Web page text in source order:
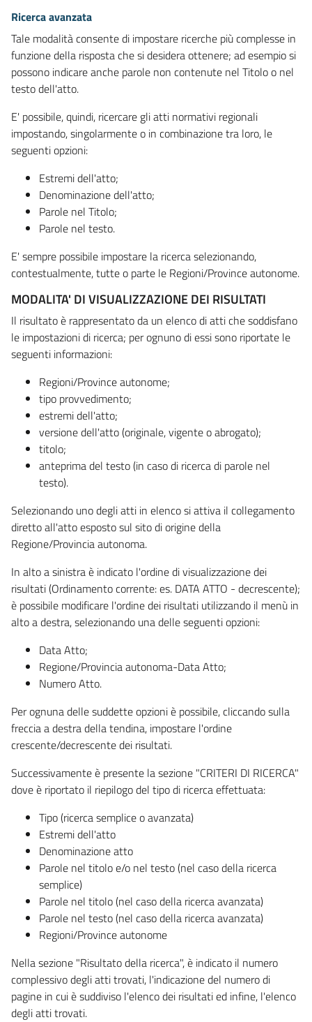
Ricerca avanzata
Tale modalità consente di impostare ricerche più complesse in
funzione della risposta che si desidera ottenere; ad esempio si
possono indicare anche parole non contenute nel Titolo o nel
testo dell'atto.
E' possibile, quindi, ricercare gli atti normativi regionali
impostando, singolarmente o in combinazione tra loro, le
seguenti opzioni:
Estremi dell'atto;
Denominazione dell'atto;
Parole nel Titolo;
Parole nel testo.
E' sempre possibile impostare la ricerca selezionando,
contestualmente, tutte o parte le Regioni/Province autonome.
MODALITA' DI VISUALIZZAZIONE DEI RISULTATI
Il risultato è rappresentato da un elenco di atti che soddisfano
le impostazioni di ricerca; per ognuno di essi sono riportate le
seguenti informazioni:
Regioni/Province autonome;
tipo provvedimento;
estremi dell'atto;
versione dell'atto (originale, vigente o abrogato);
titolo;
anteprima del testo (in caso di ricerca di parole nel
testo).
Selezionando uno degli atti in elenco si attiva il collegamento
diretto all'atto esposto sul sito di origine della
Regione/Provincia autonoma.
In alto a sinistra è indicato l'ordine di visualizzazione dei
risultati (Ordinamento corrente: es. DATA ATTO - decrescente);
è possibile modificare l'ordine dei risultati utilizzando il menù in
alto a destra, selezionando una delle seguenti opzioni:
Data Atto;
Regione/Provincia autonoma-Data Atto;
Numero Atto.
Per ognuna delle suddette opzioni è possibile, cliccando sulla
freccia a destra della tendina, impostare l'ordine
crescente/decrescente dei risultati.
Successivamente è presente la sezione "CRITERI DI RICERCA"
dove è riportato il riepilogo del tipo di ricerca effettuata:
Tipo (ricerca semplice o avanzata)
Estremi dell'atto
Denominazione atto
Parole nel titolo e/o nel testo (nel caso della ricerca
semplice)
Parole nel titolo (nel caso della ricerca avanzata)
Parole nel testo (nel caso della ricerca avanzata)
Regioni/Province autonome
Nella sezione "Risultato della ricerca", è indicato il numero
complessivo degli atti trovati, l'indicazione del numero di
pagine in cui è suddiviso l'elenco dei risultati ed infine, l'elenco
degli atti trovati.